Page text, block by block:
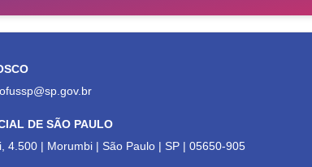
DE SÃO PAULO
4.500 | Morumbi | São Paulo | SP | 05650-905